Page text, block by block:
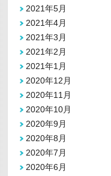
2021年5月
2021年4月
2021年3月
2021年2月
2021年1月
2020年12月
2020年11月
2020年10月
2020年9月
2020年8月
2020年7月
2020年6月